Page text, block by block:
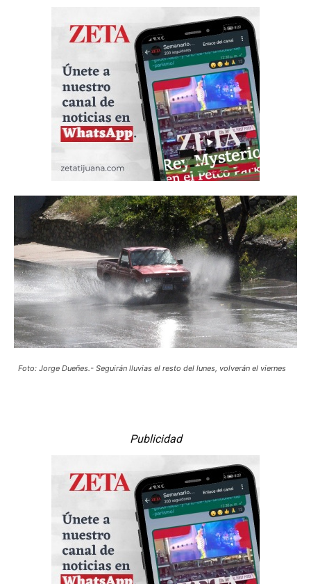
Foto: Jorge Dueñes.- Seguirán lluvias el resto del lunes, volverán el viernes
Publicidad